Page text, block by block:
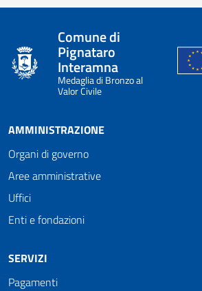
Comune di
Pignataro
Interamna
Medaglia di Bronzo al
Valor Civile
AMMINISTRAZIONE
Organi di governo
Aree amministrative
Uffici
Enti e fondazioni
SERVIZI
Pagamenti